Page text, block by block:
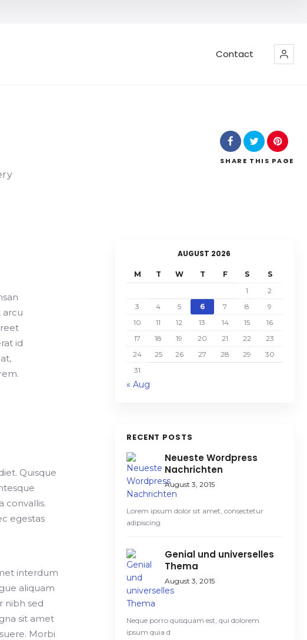
Contact
SHARE THIS PAGE
arcu
id
Quisque
convallis.
egestas
interdum
aliquam
nibh sed
sit amet
Morbi
AUGUST 2026
M T W T F S
S
1
2
3
4 5 6 7 8
9
10
11 12 13 14 15
16
17
18 19 20 21 22
23
24
25 26 27 28 29
30
31
« Aug
RECENT POSTS
Neueste Wordpress
Nachrichten
August 3, 2015
Lorem ipsum dolor sit amet, consectetur
adipiscing
Genial und universelles
Thema
August 3, 2015
Neque porro quisquam est, qui dolorem
ipsum quia d